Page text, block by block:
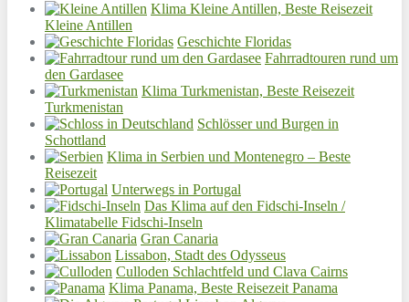
Klima Kleine Antillen, Beste Reisezeit
Kleine Antillen
Geschichte Floridas
Fahrradtouren rund um
den Gardasee
Klima Turkmenistan, Beste Reisezeit
Turkmenistan
Schlösser und Burgen in
Schottland
Klima in Serbien und Montenegro – Beste
Reisezeit
Unterwegs in Portugal
Das Klima auf den Fidschi-Inseln /
Klimatabelle Fidschi-Inseln
Gran Canaria
Lissabon, Stadt des Odysseus
Culloden Schlachtfeld und Clava Cairns
Klima Panama, Beste Reisezeit Panama